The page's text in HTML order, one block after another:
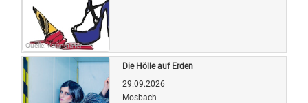
Quelle: Veranstalter
Die Hölle auf Erden
29.09.2026
Mosbach